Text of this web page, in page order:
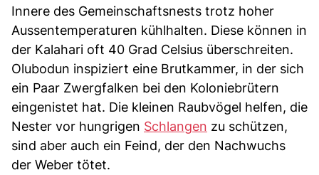
Innere des Gemeinschaftsnests trotz hoher
Aussentemperaturen kühlhalten. Diese können in
der Kalahari oft 40 Grad Celsius überschreiten.
Olubodun inspiziert eine Brutkammer, in der sich
ein Paar Zwergfalken bei den Koloniebrütern
eingenistet hat. Die kleinen Raubvögel helfen, die
Nester vor hungrigen Schlangen zu schützen,
sind aber auch ein Feind, der den Nachwuchs
der Weber tötet.